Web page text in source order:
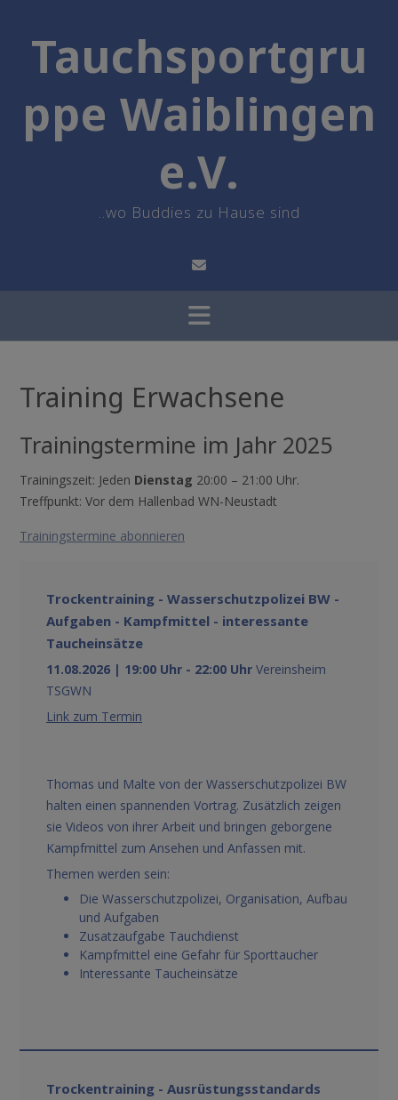
contentTauchsportgru
ppe Waiblingen
e.V.
..wo Buddies zu Hause sind
Training Erwachsene
Trainingstermine im Jahr 2025
Trainingszeit: Jeden Dienstag 20:00 – 21:00 Uhr.
Treffpunkt: Vor dem Hallenbad WN-Neustadt
Trainingstermine abonnieren
Trockentraining - Wasserschutzpolizei BW -
Aufgaben - Kampfmittel - interessante
Taucheinsätze
11.08.2026 | 19:00 Uhr - 22:00 Uhr Vereinsheim
TSGWN
Link zum Termin
Thomas und Malte von der Wasserschutzpolizei BW
halten einen spannenden Vortrag. Zusätzlich zeigen
sie Videos von ihrer Arbeit und bringen geborgene
Kampfmittel zum Ansehen und Anfassen mit.
Themen werden sein:
Die Wasserschutzpolizei, Organisation, Aufbau
und Aufgaben
Zusatzaufgabe Tauchdienst
Kampfmittel eine Gefahr für Sporttaucher
Interessante Taucheinsätze
Trockentraining - Ausrüstungsstandards